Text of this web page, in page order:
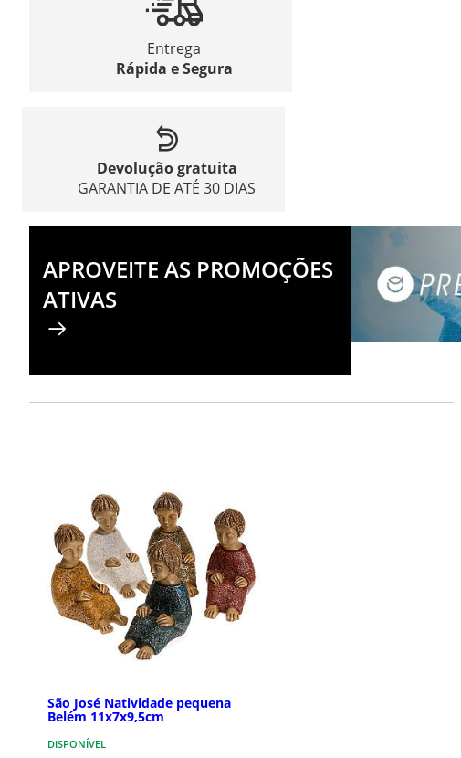
Entrega
Rápida e Segura
Devolução gratuita
GARANTIA DE ATÉ 30 DIAS
APROVEITE AS PROMOÇÕES
ATIVAS
São José Natividade pequena
Belém 11x7x9,5cm
DISPONÍVEL